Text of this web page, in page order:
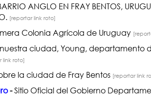
ANGLO EN FRAY BENTOS,
[reportar link roto]
Colonia Agrícola de Uruguay
ciudad, Young, departamento
link roto]
la ciudad de Fray Bentos [reportar link
-Sitio Oficial del Gobierno